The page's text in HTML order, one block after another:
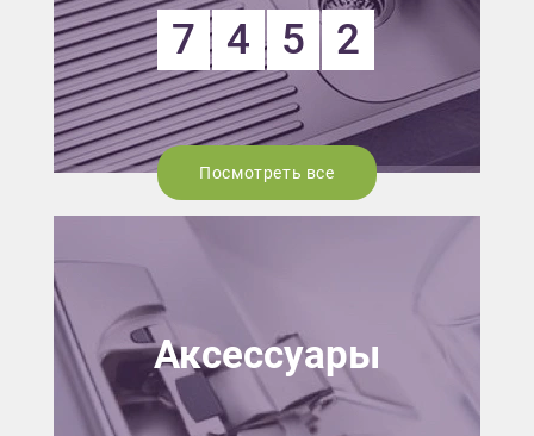
7 4 5 2
Посмотреть все
Аксессуары